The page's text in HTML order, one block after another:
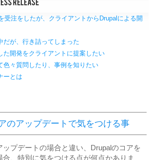
受注をしたが、クライアントからDrupalによる開
だが、行き詰ってしまった
た開発をクライアントに提案したい
色々質問したり、事例を知りたい
ーとは
のアップデートで気をつける事
プデートの場合と違い、Drupalのコアを
合、特別に気をつける点が何点かありま